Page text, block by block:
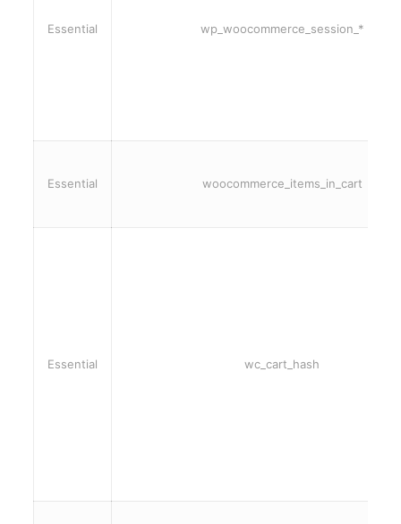
Essential wp_woocommerce_session_*
Essential woocommerce_items_in_cart
Essential wc_cart_hash